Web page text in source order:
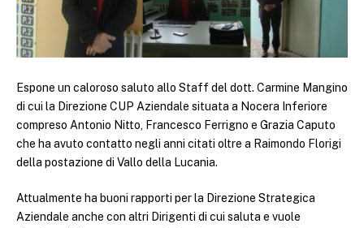
Espone un caloroso saluto allo Staff del dott. Carmine Mangino
di cui la Direzione CUP Aziendale situata a Nocera Inferiore
compreso Antonio Nitto, Francesco Ferrigno e Grazia Caputo
che ha avuto contatto negli anni citati oltre a Raimondo Florigi
della postazione di Vallo della Lucania.
Attualmente ha buoni rapporti per la Direzione Strategica
Aziendale anche con altri Dirigenti di cui saluta e vuole